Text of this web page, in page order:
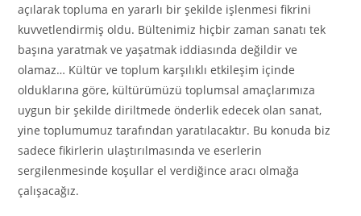
açılarak topluma en yararlı bir şekilde işlenmesi fikrini
kuvvetlendirmiş oldu. Bültenimiz hiçbir zaman sanatı tek
başına yaratmak ve yaşatmak iddiasında değildir ve
olamaz… Kültür ve toplum karşılıklı etkileşim içinde
olduklarına göre, kültürümüzü toplumsal amaçlarımıza
uygun bir şekilde diriltmede önderlik edecek olan sanat,
yine toplumumuz tarafından yaratılacaktır. Bu konuda biz
sadece fikirlerin ulaştırılmasında ve eserlerin
sergilenmesinde koşullar el verdiğince aracı olmağa
çalışacağız.